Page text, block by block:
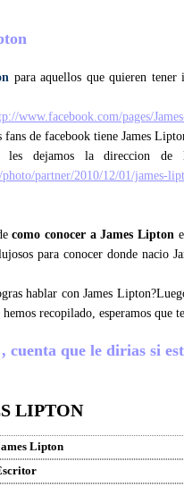
para aquellos que quieren
www.facebook.com/pages/
de facebook tiene James
les dejamos la direccion
partner/2010/12/01/james-
como conocer a James Lipton
para conocer donde nacio
hablar con James
recopilado, esperamos que
cuenta que le dirias si
LIPTON
Lipton